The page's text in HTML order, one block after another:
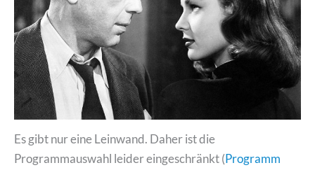
Es gibt nur eine Leinwand. Daher ist die
Programmauswahl leider eingeschränkt (Programm